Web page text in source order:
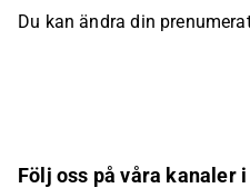
Du kan ändra din
Följ oss på våra kanaler